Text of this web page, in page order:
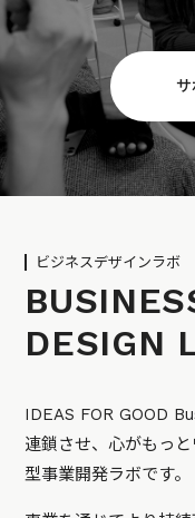
サ
ビジネスデザインラボ
DESIGN
IDEAS FOR GOOD
連鎖させ、心がもっ
型事業開発ラボです。